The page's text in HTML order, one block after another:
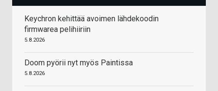
Keychron kehittää avoimen lähdekoodin
firmwarea pelihiiriin
5.8.2026
Doom pyörii nyt myös Paintissa
5.8.2026